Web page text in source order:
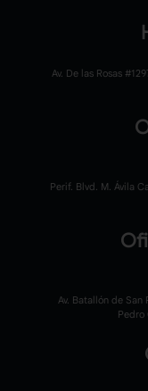
Av. De las Rosas
Perif. Blvd. M. Ávila
Av. Batallón de San
Pedro